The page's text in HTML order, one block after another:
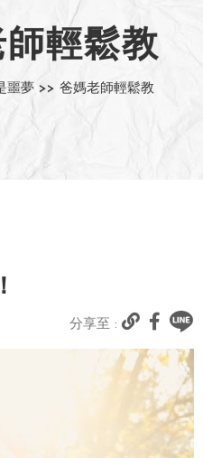
輕鬆教
噩夢 >> 爸媽老師輕鬆教
分享至 :